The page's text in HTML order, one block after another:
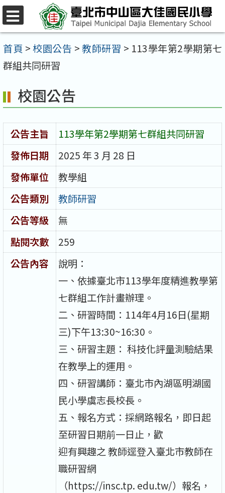
跳
至
主
要
容
區
首頁 >校園公告 >教師研習 > 113學年第2學期第七
群組共同研習
校園公告
公告主旨
113學年第2學期第七群組共同研習
發佈日期
2025 年 3 月 28 日
發佈單位
教學組
公告類別
教師研習
公告等級
無
點閱次數
259
公告內容
說明：
一、依據臺北市113學年度精進教學第
七群組工作計畫辦理。
二、研習時間：114年4月16日(星期
三)下午13:30~16:30。
三、研習主題： 科技化評量測驗結果
在教學上的運用。
四、研習講師：臺北市內湖區明湖國
民小學虞志長校長。
五、報名方式：採網路報名，即日起
至研習日期前一日止，歡
迎有興趣之 教師逕登入臺北市教師在
職研習網
（https://insc.tp. edu.tw/）報名，
選
單